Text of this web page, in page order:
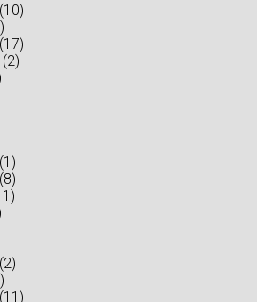
(10)
(17)
(2)
(1)
(8)
(2)
(11)